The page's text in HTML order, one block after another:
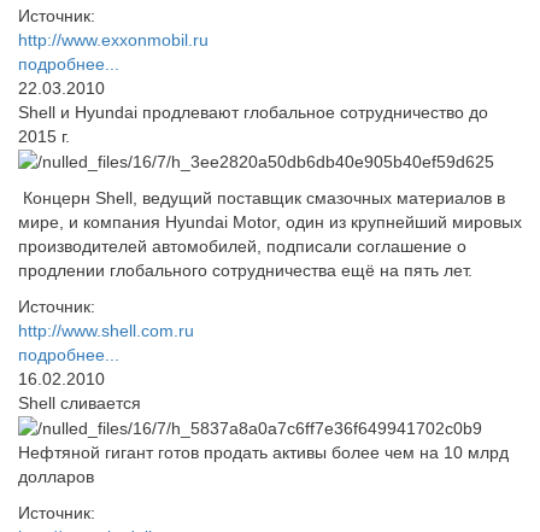
Источник:
http://www.exxonmobil.ru
подробнее...
22.03.2010
Shell и Hyundai продлевают глобальное сотрудничество до
2015 г.
Концерн Shell, ведущий поставщик смазочных материалов в
мире, и компания Hyundai Motor, один из крупнейший мировых
производителей автомобилей, подписали соглашение о
продлении глобального сотрудничества ещё на пять лет.
Источник:
http://www.shell.com.ru
подробнее...
16.02.2010
Shell сливается
Нефтяной гигант готов продать активы более чем на 10 млрд
долларов
Источник: